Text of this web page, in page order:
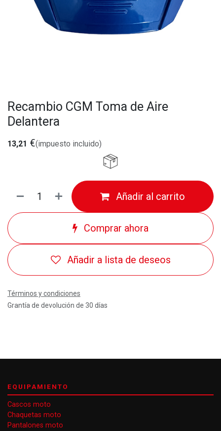
Recambio CGM Toma de Aire
Delantera
13,21 €(impuesto incluido)
Añadir al carrito
Comprar ahora
Añadir a lista de deseos
Términos y condiciones
Grantía de devolución de 30 días
EQUIPAMIENTO
Cascos moto
Chaquetas moto
Pantalones moto